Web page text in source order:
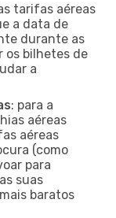
tarifas aéreas
a data de
durante as
os bilhetes de
a
: para a
aéreas
aéreas
(como
para
suas
baratos